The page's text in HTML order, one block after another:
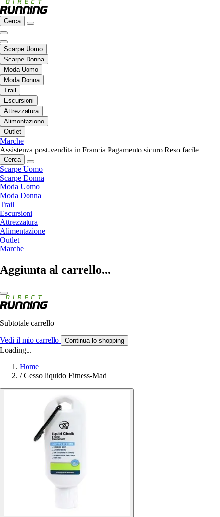
Cerca
Scarpe Uomo
Scarpe Donna
Moda Uomo
Moda Donna
Trail
Escursioni
Attrezzatura
Alimentazione
Outlet
Marche
Assistenza post-vendita in Francia Pagamento sicuro Reso facile
Cerca
Scarpe Uomo
Scarpe Donna
Moda Uomo
Moda Donna
Trail
Escursioni
Attrezzatura
Alimentazione
Outlet
Marche
Aggiunta al carrello...
Subtotale carrello
Vedi il mio carrello Continua lo shopping
Loading...
Home
/ Gesso liquido Fitness-Mad